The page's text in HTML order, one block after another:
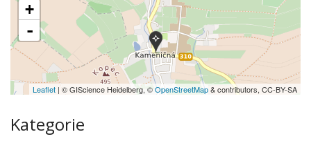
+
-
Leaflet | © GIScience Heidelberg, ©OpenStreetMap& contributors, CC-BY-SA
Kategorie